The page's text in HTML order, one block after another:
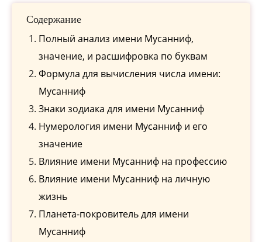
Содержание
Полный анализ имени Мусанниф,
значение, и расшифровка по буквам
Формула для вычисления числа имени:
Мусанниф
Знаки зодиака для имени Мусанниф
Нумерология имени Мусанниф и его
значение
Влияние имени Мусанниф на профессию
Влияние имени Мусанниф на личную
жизнь
Планета-покровитель для имени
Мусанниф